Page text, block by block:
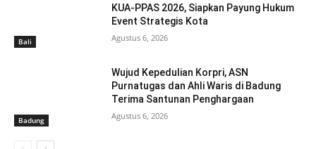
Bali
KUA-PPAS 2026, Siapkan Payung Hukum
Event Strategis Kota
Agustus 6, 2026
Badung
Wujud Kepedulian Korpri, ASN
Purnatugas dan Ahli Waris di Badung
Terima Santunan Penghargaan
Agustus 6, 2026